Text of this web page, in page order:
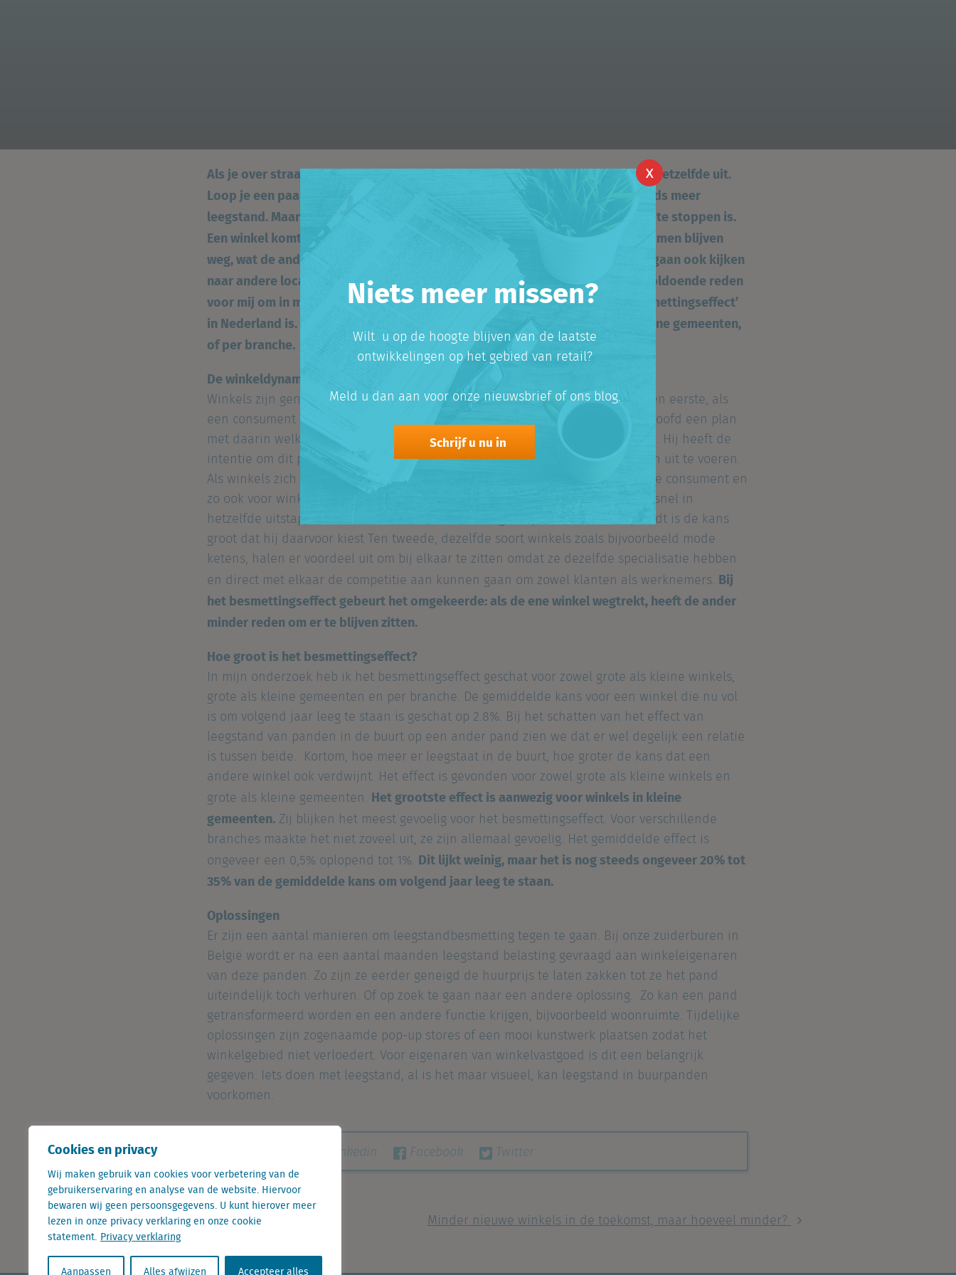
Cookies en privacy
Wij maken gebruik van cookies voor verbetering van de
gebruikerservaring en analyse van de website. Hiervoor
bewaren wij geen persoonsgegevens. U kunt hierover meer
lezen in onze privacy verklaring en onze cookie
statement. Privacy verklaring
Aanpassen Alles afwijzen Accepteer alles
Als je over straat loopt valt het op: veel winkelstraten in grote steden zien er hetzelfde uit.
Loop je een paar straten richting de randen van het centrum, dan vind je steeds meer
leegstand. Maar wat gebeurt er nou precies? Het lijkt wel een proces dat niet te stoppen is.
Een winkel komt leeg te staan, consumenten die eerst naar die winkel toekwamen blijven
weg, wat de andere winkels ook minder bezoekers oplevert. Deze winkeliers gaan ook kijken
naar andere locaties, en de straat komt er steeds meer verlaten uit te zien. Voldoende reden
voor mij om in mijn scriptie te onderzoeken hoe groot het zogenaamde ‘besmettingseffect’
in Nederland is. En is dit effect anders bij grote of kleine winkels, grote of kleine gemeenten,
of per branche.
De winkeldynamiek
Winkels zijn geneigd om bij elkaar te gaan zitten, en wel om twee redenen. Ten eerste, als
een consument de deur uitstapt op weg naar het winkelgebied, zit er in zijn hoofd een plan
met daarin welke winkels hij wil bezoeken en wat hij daar allemaal wil kopen. Hij heeft de
intentie om dit plan in een zo kort mogelijke tijd voor zo laag mogelijke kosten uit te voeren.
Als winkels zich bij elkaar in de buurt vestigen, heeft dit dus voordelen voor de consument en
zo ook voor winkels. Een winkel die verder weg ligt zal de consument minder snel in
hetzelfde uitstapje bezoeken en als hij een vervangend product dichterbij vindt is de kans
groot dat hij daarvoor kiest Ten tweede, dezelfde soort winkels zoals bijvoorbeeld mode
ketens, halen er voordeel uit om bij elkaar te zitten omdat ze dezelfde specialisatie hebben
en direct met elkaar de competitie aan kunnen gaan om zowel klanten als werknemers. Bij
het besmettingseffect gebeurt het omgekeerde: als de ene winkel wegtrekt, heeft de ander
minder reden om er te blijven zitten.
Hoe groot is het besmettingseffect?
In mijn onderzoek heb ik het besmettingseffect geschat voor zowel grote als kleine winkels,
grote als kleine gemeenten en per branche. De gemiddelde kans voor een winkel die nu vol
is om volgend jaar leeg te staan is geschat op 2.8%. Bij het schatten van het effect van
leegstand van panden in de buurt op een ander pand zien we dat er wel degelijk een relatie
is tussen beide. Kortom, hoe meer er leegstaat in de buurt, hoe groter de kans dat een
andere winkel ook verdwijnt. Het effect is gevonden voor zowel grote als kleine winkels en
grote als kleine gemeenten. Het grootste effect is aanwezig voor winkels in kleine
gemeenten. Zij blijken het meest gevoelig voor het besmettingseffect. Voor verschillende
branches maakte het niet zoveel uit, ze zijn allemaal gevoelig. Het gemiddelde effect is
ongeveer een 0,5% oplopend tot 1%. Dit lijkt weinig, maar het is nog steeds ongeveer 20% tot
35% van de gemiddelde kans om volgend jaar leeg te staan.
Oplossingen
Er zijn een aantal manieren om leegstandbesmetting tegen te gaan. Bij onze zuiderburen in
België wordt er na een aantal maanden leegstand belasting gevraagd aan winkeleigenaren
van deze panden. Zo zijn ze eerder geneigd de huurprijs te laten zakken tot ze het pand
uiteindelijk toch verhuren. Of op zoek te gaan naar een andere oplossing. Zo kan een pand
getransformeerd worden en een andere functie krijgen, bijvoorbeeld woonruimte. Tijdelijke
oplossingen zijn zogenaamde pop-up stores of een mooi kunstwerk plaatsen zodat het
winkelgebied niet verloedert. Voor eigenaren van winkelvastgoed is dit een belangrijk
gegeven. Iets doen met leegstand, al is het maar visueel, kan leegstand in buurpanden
voorkomen.
Linkedin Facebook Twitter
Nieuwe winkels in beeld Minder nieuwe winkels in de toekomst, maar hoeveel minder?
Niets meer missen?
Schrijf u nu in
Wilt u op de hoogte blijven van de laatste
ontwikkelingen op het gebied van retail?
Meld u dan aan voor onze nieuwsbrief of ons blog.
X